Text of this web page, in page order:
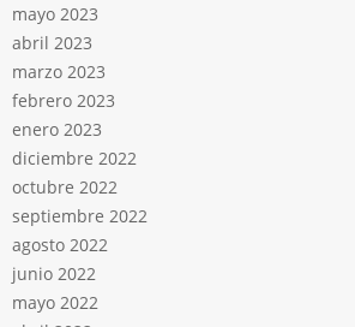
mayo 2023
abril 2023
marzo 2023
febrero 2023
enero 2023
diciembre 2022
octubre 2022
septiembre 2022
agosto 2022
junio 2022
mayo 2022